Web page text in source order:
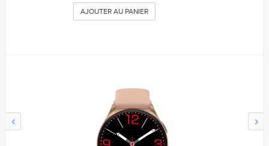
‹ ›
AJOUTER AU PANIER